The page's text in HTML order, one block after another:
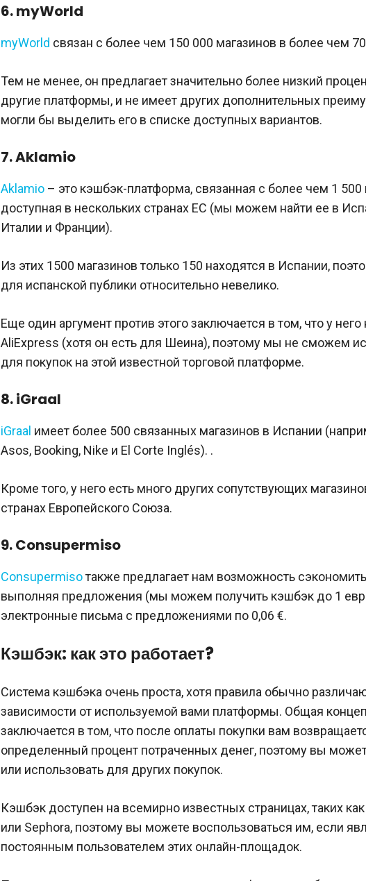
6. myWorld
myWorld связан с более чем 150 000 магазинов в более чем
Тем не менее, он предлагает значительно более низкий
другие платформы, и не имеет других дополнительных
могли бы выделить его в списке доступных вариантов.
7. Aklamio
Aklamio – это кэшбэк-платформа, связанная с более чем 1 500
доступная в нескольких странах ЕС (мы можем найти ее в
Италии и Франции).
Из этих 1500 магазинов только 150 находятся в Испании,
для испанской публики относительно невелико.
Еще один аргумент против этого заключается в том, что у
AliExpress (хотя он есть для Шеина), поэтому мы не сможем
для покупок на этой известной торговой платформе.
8. iGraal
iGraal имеет более 500 связанных магазинов в Испании
Asos, Booking, Nike и El Corte Inglés). .
Кроме того, у него есть много других сопутствующих
странах Европейского Союза.
9. Consupermiso
Consupermisoтакже предлагает нам возможность
выполняя предложения (мы можем получить кэшбэк до 1
электронные письма с предложениями по 0,06 €.
Кэшбэк: как это работает?
Система кэшбэка очень проста, хотя правила обычно
зависимости от используемой вами платформы. Общая
заключается в том, что после оплаты покупки вам
определенный процент потраченных денег, поэтому вы
или использовать для других покупок.
Кэшбэк доступен на всемирно известных страницах, таких
или Sephora, поэтому вы можете воспользоваться им, если
постоянным пользователем этих онлайн-площадок.